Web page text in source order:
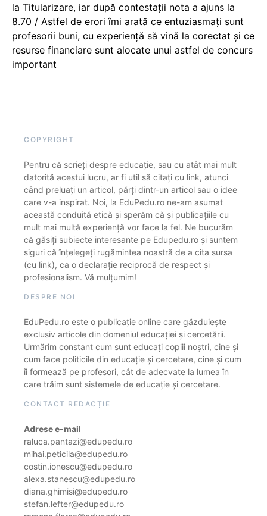
la Titularizare, iar după contestații nota a ajuns la
8.70 / Astfel de erori îmi arată ce entuziasmați sunt
profesorii buni, cu experiență să vină la corectat și ce
resurse financiare sunt alocate unui astfel de concurs
important
COPYRIGHT
Pentru că scrieți despre educație, sau cu atât mai mult
datorită acestui lucru, ar fi util să citați cu link, atunci
când preluați un articol, părți dintr-un articol sau o idee
care v-a inspirat. Noi, la EduPedu.ro ne-am asumat
această conduită etică și sperăm că și publicațiile cu
mult mai multă experiență vor face la fel. Ne bucurăm
că găsiți subiecte interesante pe Edupedu.ro și suntem
siguri că înțelegeți rugămintea noastră de a cita sursa
(cu link), ca o declarație reciprocă de respect și
profesionalism. Vă mulțumim!
DESPRE NOI
EduPedu.ro este o publicație online care găzduiește
exclusiv articole din domeniul educației și cercetării.
Urmărim constant cum sunt educați copiii noștri, cine și
cum face politicile din educație și cercetare, cine și cum
îi formează pe profesori, cât de adecvate la lumea în
care trăim sunt sistemele de educație și cercetare.
CONTACT REDACȚIE
Adrese e-mail
raluca.pantazi@edupedu.ro
mihai.peticila@edupedu.ro
costin.ionescu@edupedu.ro
alexa.stanescu@edupedu.ro
diana.ghimisi@edupedu.ro
stefan.lefter@edupedu.ro